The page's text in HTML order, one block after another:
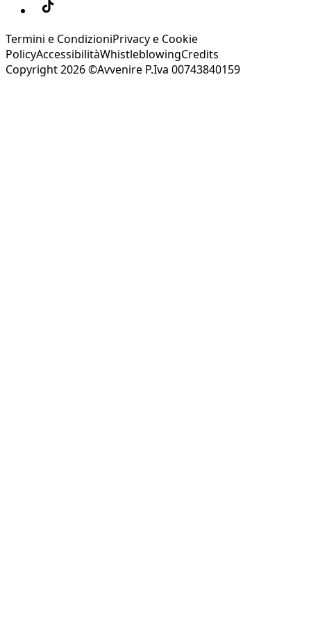
Termini e CondizioniPrivacy e Cookie
PolicyAccessibilitàWhistleblowingCredits
Copyright 2026 ©Avvenire P.Iva 00743840159